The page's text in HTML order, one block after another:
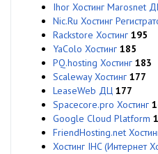
Ihor Хостинг Marosnet
Nic.Ru Хостинг
Rackstore Хостинг 195
YaColo Хостинг 185
PQ.hosting Хостинг 183
Scaleway Хостинг 177
LeaseWeb ДЦ 177
Spacecore.pro Хостинг
Google Cloud Platform
FriendHosting.net
Хостинг IHC (Интернет